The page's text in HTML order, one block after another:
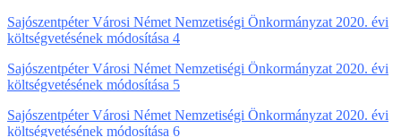
Sajószentpéter Városi Német Nemzetiségi Önkormányzat 2020. évi
költségvetésének módosítása 4
Sajószentpéter Városi Német Nemzetiségi Önkormányzat 2020. évi
költségvetésének módosítása 5
Sajószentpéter Városi Német Nemzetiségi Önkormányzat 2020. évi
költségvetésének módosítása 6